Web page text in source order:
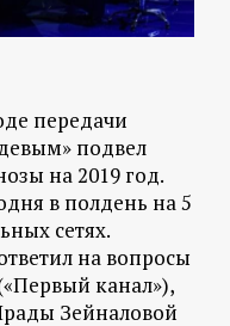
передачи
подвел
на 2019 год.
в полдень на 5
сетях.
на вопросы
канал»),
Зейналовой